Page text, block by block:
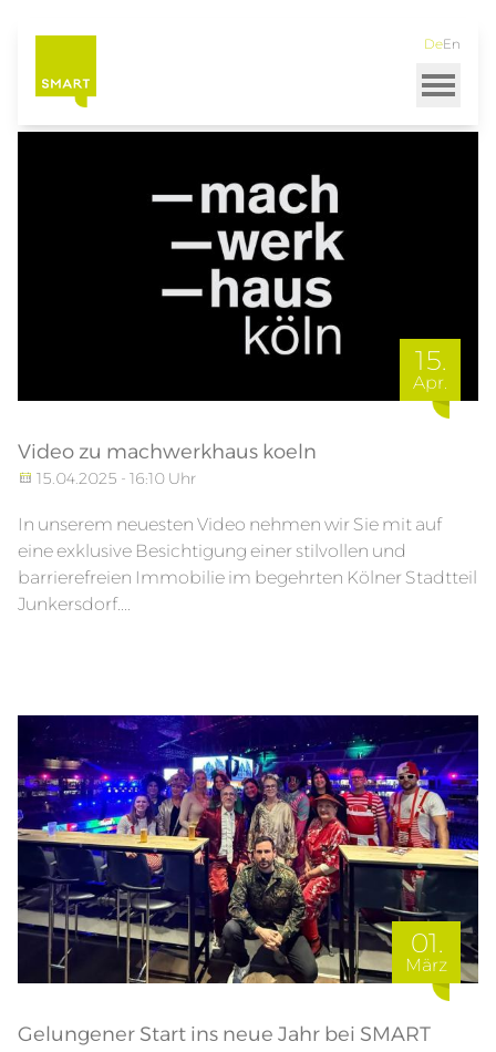
Inhalt
DeEn
15.
Apr.
Video zu machwerkhaus koeln
15.04.2025 - 16:10 Uhr
In unserem neuesten Video nehmen wir Sie mit auf
eine exklusive Besichtigung einer stilvollen und
barrierefreien Immobilie im begehrten Kölner Stadtteil
Junkersdorf....
01.
März
Gelungener Start ins neue Jahr bei SMART